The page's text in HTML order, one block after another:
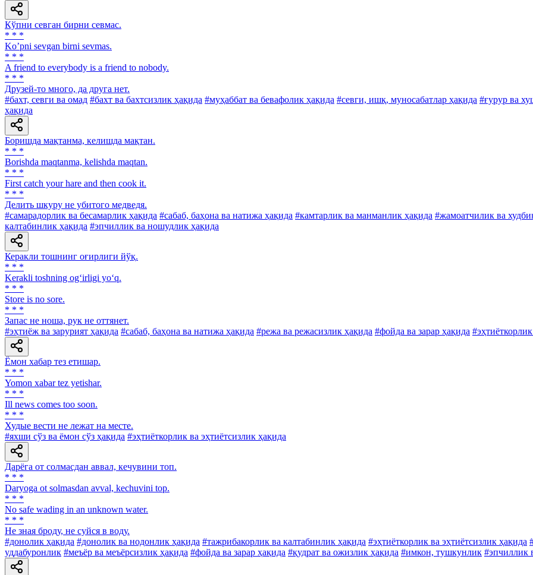
Кўпни севган бирни севмас.
* * *
Koʼpni sevgan birni sevmas.
* * *
A friend to everybody is a friend to nobody.
* * *
Друзей-то много, да друга нет.
#бахт, севги ва омад #бахт ва бахтсизлик ҳақида #муҳаббат ва бевафолик ҳақида #севги, ишқ, муносабатлар ҳақида #ғурур ва
ҳақида
Боришда мақтанма, келишда мақтан.
* * *
Borishda maqtanma, kelishda maqtan.
* * *
First catch your hare and then cook it.
* * *
Делить шкуру не убитого медведя.
#самарадорлик ва бесамарлик ҳақида #сабаб, баҳона ва натижа ҳақида #камтарлик ва манманлик ҳақида #жамоатчилик ва
калтабинлик ҳақида #эпчиллик ва ношудлик ҳақида
Керакли тошнинг оғирлиги йўқ.
* * *
Kerakli toshning og‘irligi yo‘q.
* * *
Store is no sore.
* * *
Запас не ноша, рук не оттянет.
#эҳтиёж ва зарурият ҳақида #сабаб, баҳона ва натижа ҳақида #режа ва режасизлик ҳақида #фойда ва зарар ҳақида
Ёмон хабар тез етишар.
* * *
Yomon xabar tez yetishar.
* * *
Ill news comes too soon.
* * *
Худые вести не лежат на месте.
#яхши сўз ва ёмон сўз ҳақида #эҳтиёткорлик ва эҳтиётсизлик ҳақида
Дарёга от солмасдан аввал, кечувини топ.
* * *
Daryoga ot solmasdan avval, kechuvini top.
* * *
No safe wading in an unknown water.
* * *
He зная броду, не суйся в воду.
#донолик ҳақида #донолик ва нодонлик ҳақида #тажрибакорлик ва калтабинлик ҳақида #эҳтиёткорлик ва эҳтиётсизлик ҳақида
уддабуронлик #меъёр ва меъёрсизлик ҳақида #фойда ва зарар ҳақида #қудрат ва ожизлик ҳақида #имкон, тушкунлик #эпчиллик